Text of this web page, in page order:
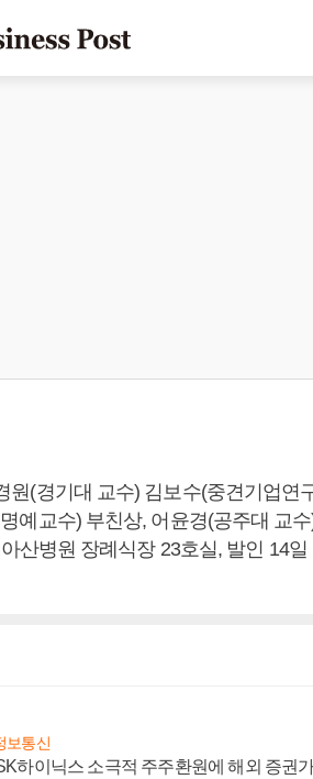
(경기대 교수) 김보수(중견기업연
예교수) 부친상, 어윤경(공주대 교
산병원 장례식장 23호실, 발인 14일
보통신
하이닉스 소극적 주주환원에 해외 증권